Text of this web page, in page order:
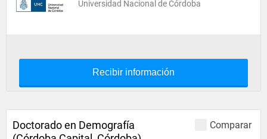
Universidad Nacional de Córdoba
Recibir información
Comparar
Doctorado en Demografía